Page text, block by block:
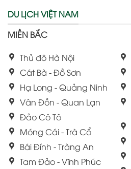
DU LỊCH VIỆT NAM
MIỀN BẮC
Thủ đô Hà Nội
Cát Bà - Đồ Sơn
Hạ Long - Quảng Ninh
Vân Đồn - Quan Lạn
Đảo Cô Tô
Móng Cái - Trà Cổ
Bái Đính - Tràng An
Tam Đảo - Vĩnh Phúc